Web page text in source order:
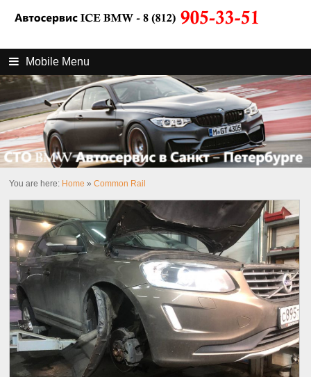
Mobile Menu
You are here: Home »Common Rail